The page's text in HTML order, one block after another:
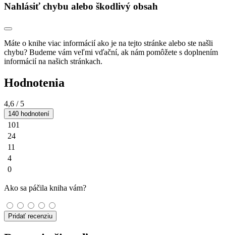
Nahlásiť chybu alebo škodlivý obsah
Máte o knihe viac informácií ako je na tejto stránke alebo ste našli
chybu? Budeme vám veľmi vďační, ak nám pomôžete s doplnením
informácií na našich stránkach.
Hodnotenia
4,6 / 5
140 hodnotení
101
24
11
4
0
Ako sa páčila kniha vám?
Pridať recenziu